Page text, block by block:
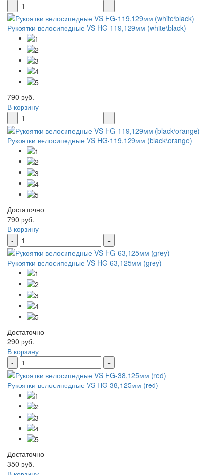
-
+
Рукоятки велосипедные VS HG-119,129мм (white\black)
790 руб.
В корзину
-
+
Рукоятки велосипедные VS HG-119,129мм (black\orange)
Достаточно
790 руб.
В корзину
-
+
Рукоятки велосипедные VS HG-63,125мм (grey)
Достаточно
290 руб.
В корзину
-
+
Рукоятки велосипедные VS HG-38,125мм (red)
Достаточно
350 руб.